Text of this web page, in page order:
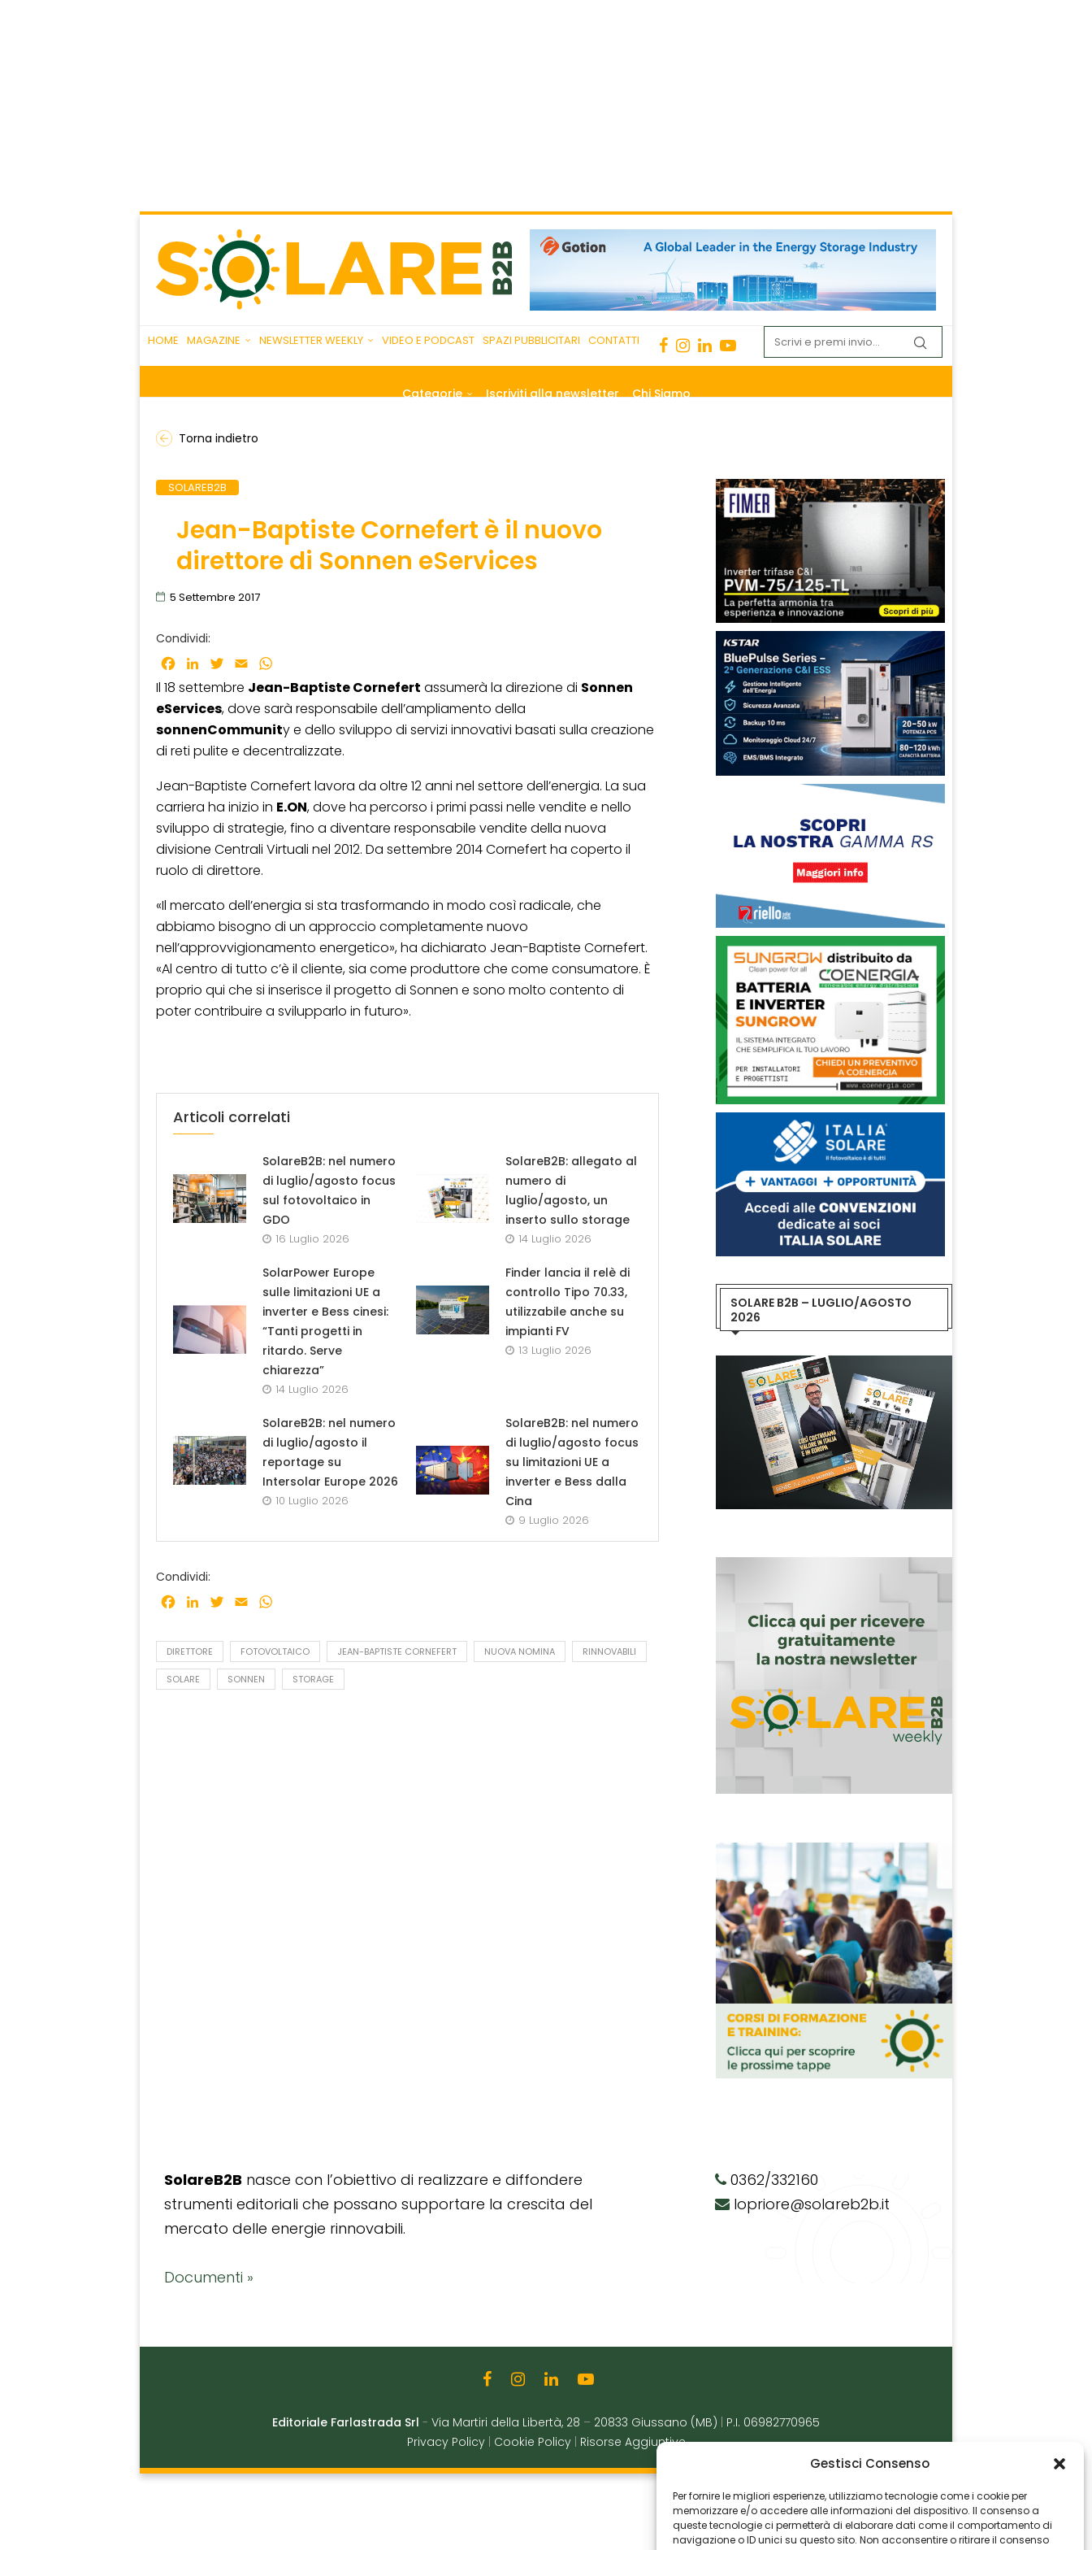
Gestisci Consenso
Per fornire le migliori esperienze, utilizziamo tecnologie come i cookie per
memorizzare e/o accedere alle informazioni del dispositivo. Il consenso a
queste tecnologie ci permetterà di elaborare dati come il comportamento di
navigazione o ID unici su questo sito. Non acconsentire o ritirare il consenso
HOME MAGAZINE NEWSLETTER WEEKLY VIDEO E PODCAST SPAZI PUBBLICITARI CONTATTI
Categorie Iscriviti alla newsletter Chi Siamo
Torna indietro
SOLAREB2B
Jean-Baptiste Cornefert è il nuovo
direttore di Sonnen eServices
5 Settembre 2017
Condividi:
Facebook
LinkedInTwitter
Email
Il 18 settembre Jean-Baptiste Cornefert assumerà la direzione di Sonnen
eServices, dove sarà responsabile dell’ampliamento della
sonnenCommunity e dello sviluppo di servizi innovativi basati sulla creazione
di reti pulite e decentralizzate.
Jean-Baptiste Cornefert lavora da oltre 12 anni nel settore dell’energia. La sua
carriera ha inizio in E.ON, dove ha percorso i primi passi nelle vendite e nello
sviluppo di strategie, fino a diventare responsabile vendite della nuova
divisione Centrali Virtuali nel 2012. Da settembre 2014 Cornefert ha coperto il
ruolo di direttore.
«Il mercato dell’energia si sta trasformando in modo così radicale, che
abbiamo bisogno di un approccio completamente nuovo
nell’approvvigionamento energetico», ha dichiarato Jean-Baptiste Cornefert.
«Al centro di tutto c’è il cliente, sia come produttore che come consumatore. È
proprio qui che si inserisce il progetto di Sonnen e sono molto contento di
poter contribuire a svilupparlo in futuro».
Articoli correlati
SolareB2B: nel numero
di luglio/agosto focus
sul fotovoltaico in
GDO
16 Luglio 2026
SolareB2B: allegato al
numero di
luglio/agosto, un
inserto sullo storage
14 Luglio 2026
SolarPower Europe
sulle limitazioni UE a
inverter e Bess cinesi:
“Tanti progetti in
ritardo. Serve
chiarezza”
14 Luglio 2026
Finder lancia il relè di
controllo Tipo 70.33,
utilizzabile anche su
impianti FV
13 Luglio 2026
SolareB2B: nel numero
di luglio/agosto il
reportage su
Intersolar Europe 2026
10 Luglio 2026
SolareB2B: nel numero
di luglio/agosto focus
su limitazioni UE a
inverter e Bess dalla
Cina
9 Luglio 2026
Condividi:
Facebook
LinkedInTwitter
Email
DIRETTORE FOTOVOLTAICO JEAN-BAPTISTE CORNEFERT NUOVA NOMINA RINNOVABILI
SOLARE SONNEN STORAGE
SOLARE B2B – LUGLIO/AGOSTO
2026
SolareB2B nasce con l’obiettivo di realizzare e diffondere
strumenti editoriali che possano supportare la crescita del
mercato delle energie rinnovabili.
Documenti »
0362/332160
lopriore@solareb2b.it
Editoriale Farlastrada Srl - Via Martiri della Libertà, 28 – 20833 Giussano (MB)
P.I. 06982770965
Privacy Policy
Cookie Policy Risorse Aggiuntive